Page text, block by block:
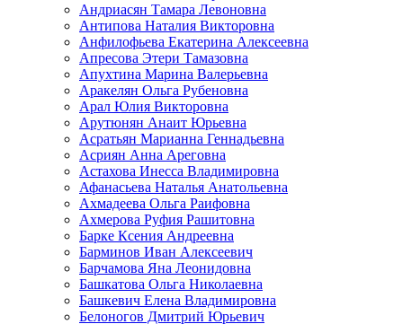
Андриасян Тамара Левоновна
Антипова Наталия Викторовна
Анфилофьева Екатерина Алексеевна
Апресова Этери Тамазовна
Апухтина Марина Валерьевна
Аракелян Ольга Рубеновна
Арал Юлия Викторовна
Арутюнян Анаит Юрьевна
Асратьян Марианна Геннадьевна
Асриян Анна Ареговна
Астахова Инесса Владимировна
Афанасьева Наталья Анатольевна
Ахмадеева Ольга Раифовна
Ахмерова Руфия Рашитовна
Барке Ксения Андреевна
Барминов Иван Алексеевич
Барчамова Яна Леонидовна
Башкатова Ольга Николаевна
Башкевич Елена Владимировна
Белоногов Дмитрий Юрьевич